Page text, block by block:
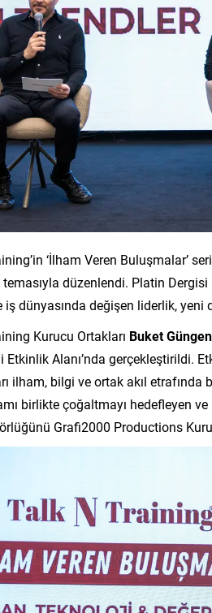
‘İlham Veren Buluşmalar’
temasıyla düzenlendi. Platin Dergisi
dünyasında değişen liderlik, yeni
Kurucu Ortakları Buket Güngen
Etkinlik Alanı’nda gerçekleştirildi.
ilham, bilgi ve ortak akıl etrafında
birlikte çoğaltmayı hedefleyen
Grafi2000 Productions